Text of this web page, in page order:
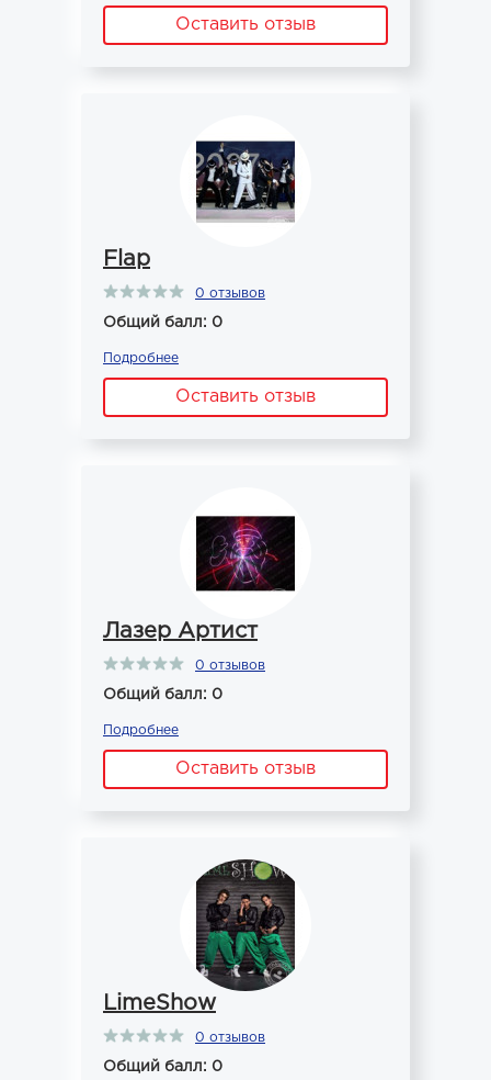
Оставить отзыв
Flap
0 отзывов
Общий балл: 0
Подробнее
Оставить отзыв
Лазер Артист
0 отзывов
Общий балл: 0
Подробнее
Оставить отзыв
LimeShow
0 отзывов
Общий балл: 0